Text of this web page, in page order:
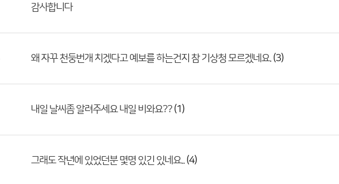
감사합니다
왜 자꾸 천둥번개 치겠다고 예보를 하는건지 참 기상청 모르겠네요. (3)
내일 날씨좀 알려주세요 내일 비와요?? (1)
그래도 작년에 있었던분 몇명 있긴 있네요.. (4)